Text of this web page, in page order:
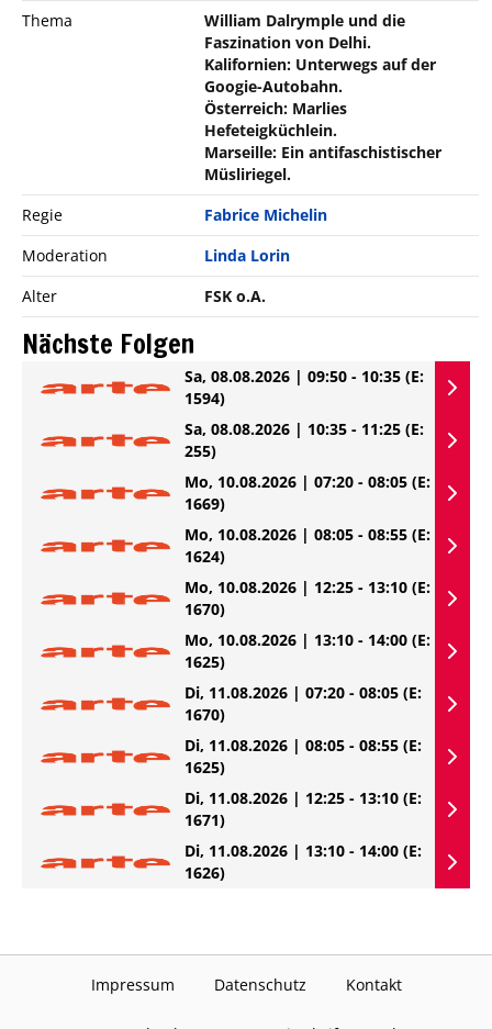
Thema
William Dalrymple und die
Faszination von Delhi.
Kalifornien: Unterwegs auf der
Googie-Autobahn.
Österreich: Marlies
Hefeteigküchlein.
Marseille: Ein antifaschistischer
Müsliriegel.
Regie
Fabrice Michelin
Moderation
Linda Lorin
Alter
FSK o.A.
Nächste Folgen
Sa, 08.08.2026 | 09:50 - 10:35 (E:
1594)
Sa, 08.08.2026 | 10:35 - 11:25 (E:
255)
Mo, 10.08.2026 | 07:20 - 08:05 (E:
1669)
Mo, 10.08.2026 | 08:05 - 08:55 (E:
1624)
Mo, 10.08.2026 | 12:25 - 13:10 (E:
1670)
Mo, 10.08.2026 | 13:10 - 14:00 (E:
1625)
Di, 11.08.2026 | 07:20 - 08:05 (E:
1670)
Di, 11.08.2026 | 08:05 - 08:55 (E:
1625)
Di, 11.08.2026 | 12:25 - 13:10 (E:
1671)
Di, 11.08.2026 | 13:10 - 14:00 (E:
1626)
Impressum Datenschutz Kontakt